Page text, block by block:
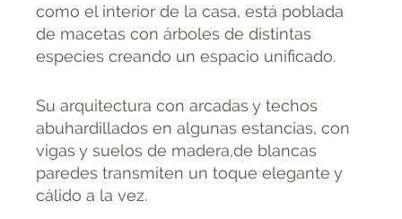
como el interior de la casa, está poblada
de macetas con árboles de distintas
especies creando un espacio unificado.
Su arquitectura con arcadas y techos
abuhardillados en algunas estancias, con
vigas y suelos de madera,de blancas
paredes transmiten un toque elegante y
cálido a la vez.